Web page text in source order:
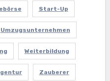
Start-Up
Umzugsunternehmen
Weiterbildung
Zauberer